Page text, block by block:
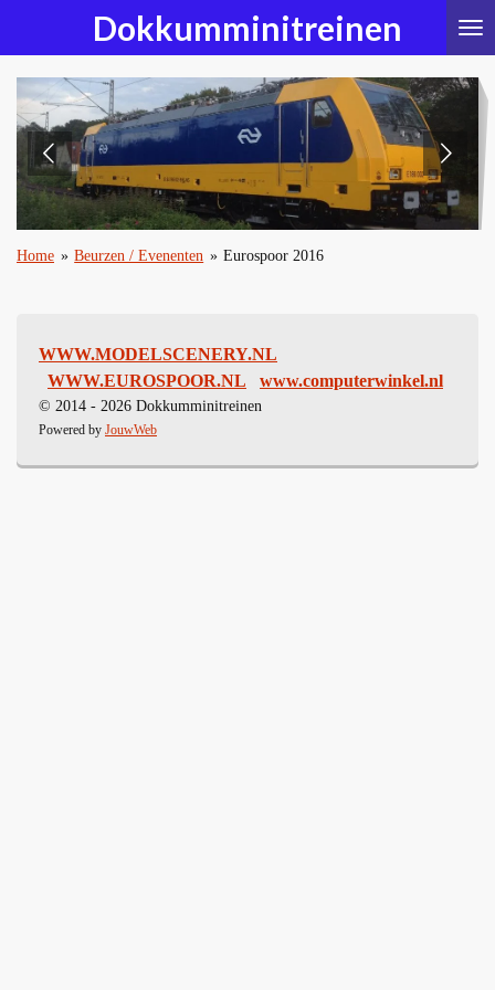
hoofdinhoud
Dokkumminitreinen
Home » Beurzen / Evenenten » Eurospoor 2016
WWW.MODELSCENERY.NL
WWW.EUROSPOOR.NL
www.computerwinkel.nl
© 2014 - 2026 Dokkumminitreinen
Powered by JouwWeb